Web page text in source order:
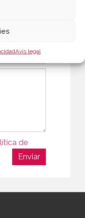
Avís legal
de